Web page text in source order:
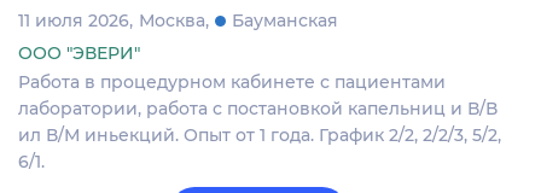
11 июля 2026 Москва
Бауманская
ООО "ЭВЕРИ"
Работа в процедурном кабинете с пациентами
лаборатории, работа с постановкой капельниц и В/В
ил В/М иньекций. Опыт от 1 года. График 2/2, 2/2/3, 5/2,
6/1.